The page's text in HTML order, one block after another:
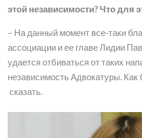
этой независимости? Что для
– На данный момент все-таки
ассоциации и ее главе Лидии
удается отбиваться от таких
независимость Адвокатуры.
сказать.